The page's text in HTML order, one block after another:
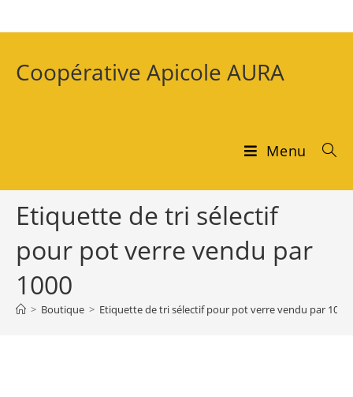
Coopérative Apicole AURA
Menu
Etiquette de tri sélectif
pour pot verre vendu par
1000
> Boutique > Etiquette de tri sélectif pour pot verre vendu par 1000